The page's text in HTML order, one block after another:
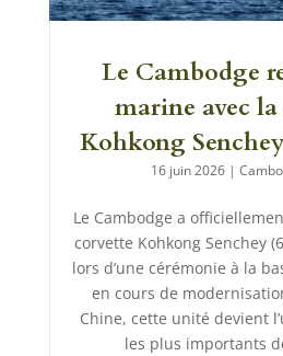
Le Cambodge
marine avec
Kohkong
16 juin 2026 |
Le Cambodge a
corvette Kohkong Senchey
lors d’une cérémonie à la
en cours de
Chine, cette unité devient
les plus importants